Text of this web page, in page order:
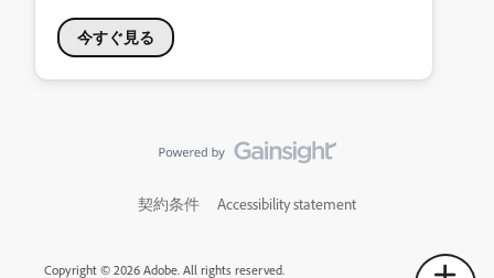
今すぐ見る
契約条件 Accessibility statement
Copyright © 2026 Adobe. All rights reserved.